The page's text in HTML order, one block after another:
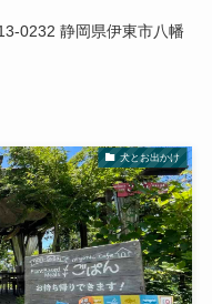
0232 静岡県伊東市八幡
犬とお出かけ